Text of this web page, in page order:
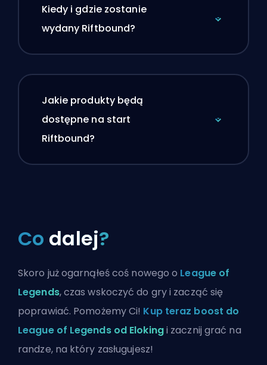
Kiedy i gdzie zostanie
wydany Riftbound?
Jakie produkty będą
dostępne na start
Riftbound?
Co dalej?
Skoro już ogarnąłeś coś nowego o League of
Legends, czas wskoczyć do gry i zacząć się
poprawiać. Pomożemy Ci! Kup teraz boost do
League of Legends od Elokingi zacznij grać na
randze, na który zasługujesz!